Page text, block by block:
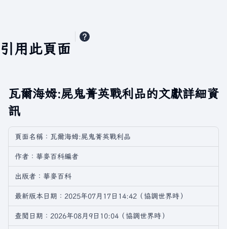
引用此頁面
瓦爾海姆:屍鬼菁英戰利品的文獻詳細資
訊
頁面名稱：瓦爾海姆:屍鬼菁英戰利品
作者：華麥百科編者
出版者：華麥百科
最新版本日期：2025年07月17日14:42（協調世界時）
查閲日期：2026年08月9日10:04（協調世界時）